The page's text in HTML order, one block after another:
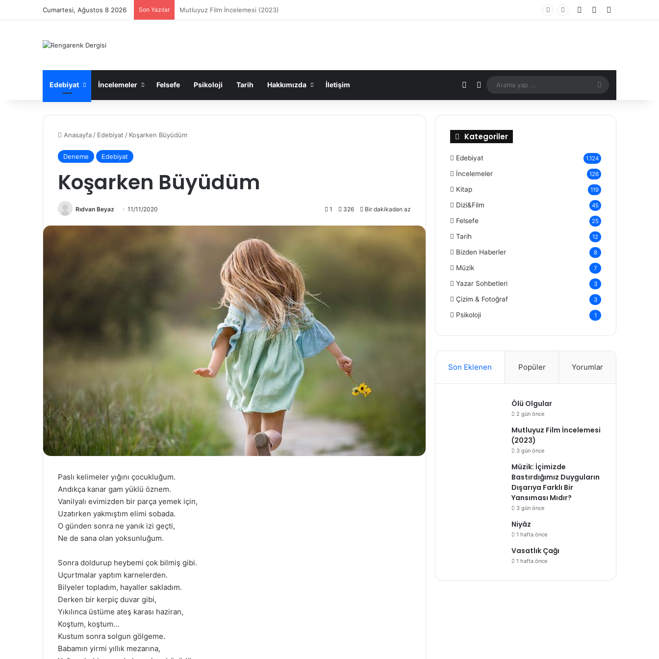
Cumartesi, Ağustos 8 2026 Son Yazılar Müzik: İçimizde Bastırdığımız Duyguların Dışarıya Farklı Bir Yansıması Mıdır? Kayıt OlRastgele Makale
Edebiyat İncelemeler Felsefe Psikoloji Tarih Hakkımızda İletişim Rastgele Makale
Arama
yap
Anasayfa / Edebiyat / Koşarken Büyüdüm
Deneme Edebiyat
Koşarken Büyüdüm
Rıdvan Beyaz 11/11/2020 1 326 Bir dakikadan az
Paslı kelimeler yığını çocukluğum.
Andıkça kanar gam yüklü öznem.
Vanilyalı evimizden bir parça yemek için,
Uzatırken yakmıştım elimi sobada.
O günden sonra ne yanık izi geçti,
Ne de sana olan yoksunluğum.
Sonra doldurup heybemi çok bilmiş gibi.
Uçurtmalar yaptım karnelerden.
Bilyeler topladım, hayaller sakladım.
Derken bir kerpiç duvar gibi,
Yıkılınca üstüme ateş karası haziran,
Koştum, koştum…
Kustum sonra solgun gölgeme.
Babamın yirmi yıllık mezarına,
Kategoriler
Edebiyat 1.124
İncelemeler 126
Kitap 119
Dizi&Film 45
Felsefe 25
Tarih 12
Bizden Haberler 8
Müzik 7
Yazar Sohbetleri 3
Çizim & Fotoğraf 3
Psikoloji 1
Son Eklenen Popüler Yorumlar
Ölü Olgular
2 gün önce
Mutluyuz Film İncelemesi
(2023)
3 gün önce
Müzik: İçimizde
Bastırdığımız Duyguların
Dışarıya Farklı Bir
Yansıması Mıdır?
3 gün önce
Niyâz
1 hafta önce
Vasatlık Çağı
1 hafta önce